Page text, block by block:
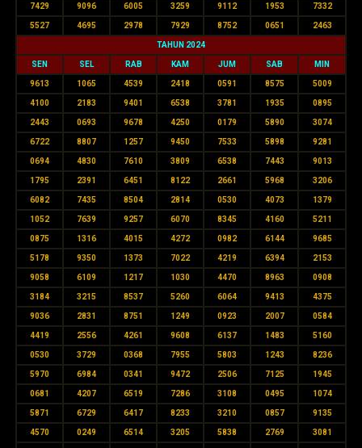
7429 9096 6005 3259 9112 1953 7332
5527 4695 2978 7929 8752 0651 2463
TAHUN 2024
SEN SEL RAB KAM JUM SAB MIN
9613 1065 4539 2418 0591 8575 5009
4100 2183 9401 6538 3781 1935 0895
2443 0693 9678 4250 0179 5890 3074
6722 8807 1257 9450 7533 5898 9281
0694 4830 7610 3809 6538 7443 9013
1795 2391 6451 8122 2661 5968 3206
6082 7435 8504 2814 0530 4073 1379
1052 7639 9257 6070 8345 4160 5211
0875 1316 4015 4272 0982 6144 9685
5178 9350 1373 7022 4219 6394 2153
9058 6109 1217 1030 4470 8963 0908
3184 3215 8537 5260 6064 9413 4375
9036 2831 8751 1249 0923 2007 0584
4419 2556 4261 9608 6137 1483 5160
0530 3729 0368 7955 5803 1243 8236
5970 6984 0341 9472 2506 7125 1945
0681 4207 6519 7286 3108 0495 1074
5871 6729 6417 8233 3210 0857 9135
4570 0249 6514 3205 5838 2769 3081